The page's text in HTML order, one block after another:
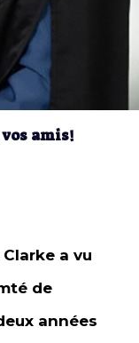
amis!
a vu
de
années